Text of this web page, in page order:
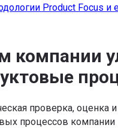
Product Focus и
компании
проверка, оценка
процессов компании